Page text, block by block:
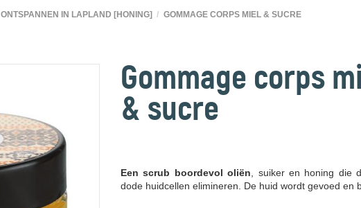
ONTSPANNEN IN LAPLAND [HONING] GOMMAGE CORPS MIEL & SUCRE
Gommage corps
& sucre
Een scrub boordevol oliën , suiker en honing die
dode huidcellen elimineren. De huid wordt gevoed en